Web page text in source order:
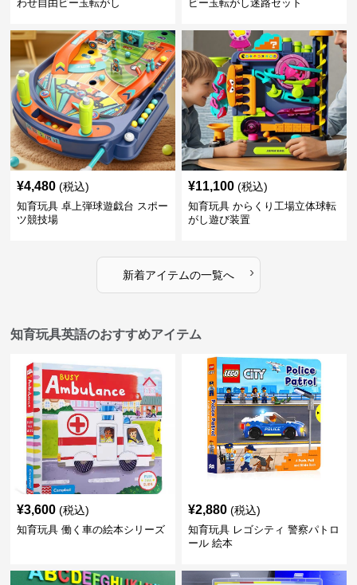
わせ自由ビー玉転がし ビー玉転がし迷路セット
¥4,480 (税込)
知育玩具 卓上弾球遊戯台 スポー
ツ競技場
¥11,100 (税込)
知育玩具 からくり工場立体球転
がし遊び装置
新着アイテムの一覧へ ›
知育玩具英語のおすすめアイテム
¥3,600 (税込)
知育玩具 働く車の絵本シリーズ
¥2,880 (税込)
知育玩具 レゴシティ 警察パトロ
ール 絵本